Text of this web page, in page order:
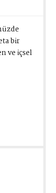
bir
ve içsel